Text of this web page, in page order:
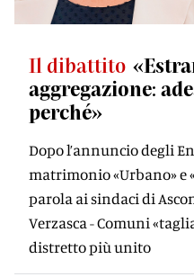
Il dibattito
aggregazione:
perché»
Dopo l’annuncio degli
matrimonio «Urbano» e
parola ai sindaci di
Verzasca - Comuni
distretto più unito